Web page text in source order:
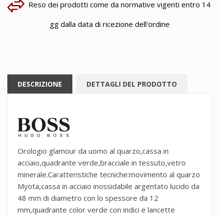
Reso dei prodotti come da normative vigenti entro 14
gg dalla data di ricezione dell'ordine
DESCRIZIONE DETTAGLI DEL PRODOTTO
Orologio glamour da uomo al quarzo,cassa in
acciaio,quadrante verde,bracciale in tessuto,vetro
minerale.Caratteristiche tecniche:movimento al quarzo
Myota,cassa in acciaio inossidabile argentato lucido da
48 mm di diametro con lo spessore da 12
mm,quadrante color verde con indici e lancette